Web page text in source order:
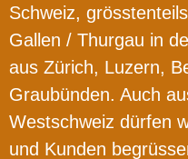
Schweiz,
Gallen / Thurgau in
aus Zürich, Luzern,
Graubünden. Auch
Westschweiz dürfen
und Kunden